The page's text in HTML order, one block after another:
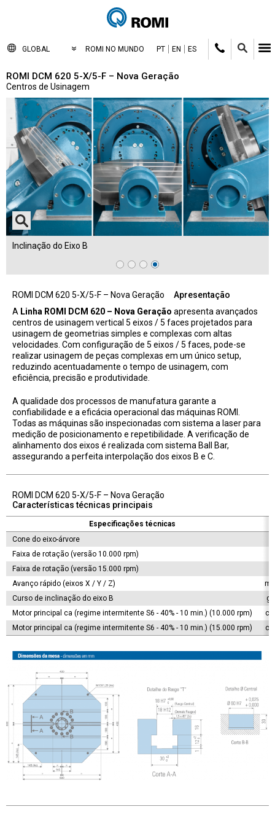
GLOBAL ROMI NO MUNDO PT EN ES
ROMI DCM 620 5-X/5-F – Nova Geração
Centros de Usinagem
Inclinação do Eixo B
ROMI DCM 620 5-X/5-F – Nova Geração
Apresentação
A Linha ROMI DCM 620 – Nova Geração apresenta avançados
centros de usinagem vertical 5 eixos / 5 faces projetados para
usinagem de geometrias simples e complexas com altas
velocidades. Com configuração de 5 eixos / 5 faces, pode-se
realizar usinagem de peças complexas em um único setup,
reduzindo acentuadamente o tempo de usinagem, com
eficiência, precisão e produtividade.
A qualidade dos processos de manufatura garante a
confiabilidade e a eficácia operacional das máquinas ROMI.
Todas as máquinas são inspecionadas com sistema a laser para
medição de posicionamento e repetibilidade. A verificação de
alinhamento dos eixos é realizada com sistema Ball Bar,
assegurando a perfeita interpolação dos eixos B e C.
ROMI DCM 620 5-X/5-F – Nova Geração
Características técnicas principais
Especificações técnicas
Cone do eixo-árvore
Faixa de rotação (versão 10.000 rpm)
Faixa de rotação (versão 15.000 rpm)
Avanço rápido (eixos X / Y / Z)
Curso de inclinação do eixo B
Motor principal ca (regime intermitente S6 - 40% - 10 min.) (10.000 rpm)
Motor principal ca (regime intermitente S6 - 40% - 10 min.) (15.000 rpm)